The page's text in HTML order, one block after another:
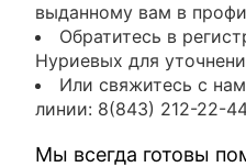
выданному вам в
Обратитесь в
Нуриевых для
Или свяжитесь с
линии: 8(843) 212-22-
Мы всегда готовы